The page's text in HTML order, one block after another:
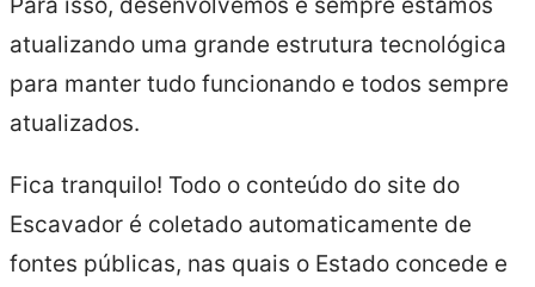
atualizando uma grande estrutura tecnológica
para manter tudo funcionando e todos sempre
atualizados.
Fica tranquilo! Todo o conteúdo do site do
Escavador é coletado automaticamente de
fontes públicas, nas quais o Estado concede e